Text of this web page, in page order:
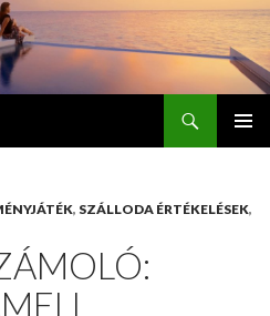
, SZÁLLODA ÉRTÉKELÉSEK,